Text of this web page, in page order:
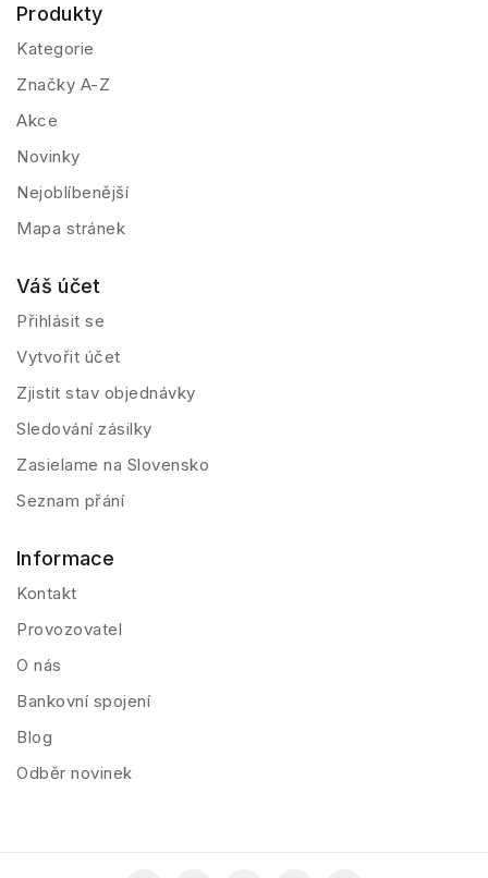
Produkty
Kategorie
Značky A-Z
Akce
Novinky
Nejoblíbenější
Mapa stránek
Váš účet
Přihlásit se
Vytvořit účet
Zjistit stav objednávky
Sledování zásilky
Zasielame na Slovensko
Seznam přání
Informace
Kontakt
Provozovatel
O nás
Bankovní spojení
Blog
Odběr novinek